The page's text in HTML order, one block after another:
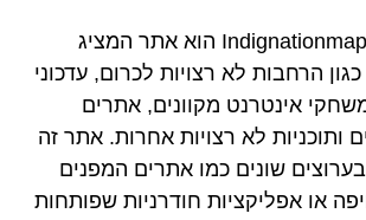
Indignationmapprohibited.com הוא אתר המציג
הרחבות לא רצויות לכרום, עדכוני
אינטרנט מקוונים, אתרים
ותוכניות לא רצויות אחרות. אתר זה
שונים כמו אתרים המפנים
או אפליקציות חודרניות שפותחות